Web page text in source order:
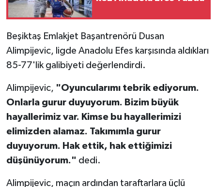
Beşiktaş Emlakjet Başantrenörü Dusan
Alimpijevic, ligde Anadolu Efes karşısında aldıkları
85-77'lik galibiyeti değerlendirdi.
Alimpijevic, "Oyuncularımı tebrik ediyorum.
Onlarla gurur duyuyorum. Bizim büyük
hayallerimiz var. Kimse bu hayallerimizi
elimizden alamaz. Takımımla gurur
duyuyorum. Hak ettik, hak ettiğimizi
düşünüyorum." dedi.
Alimpijevic, maçın ardından taraftarlara üçlü
Kadınlar Basketbol Ligi
Diğer Basketbol Ligleri
Atletizm
Hentbol